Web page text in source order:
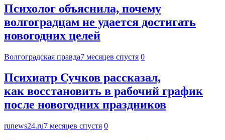
Психолог объяснила, почему
волгоградцам не удается достигать
новогодних целей
Волгоградская правда7 месяцев спустя 0
Психиатр Сучков рассказал,
как восстановить в рабочий график
после новогодних праздников
runews24.ru7 месяцев спустя 0